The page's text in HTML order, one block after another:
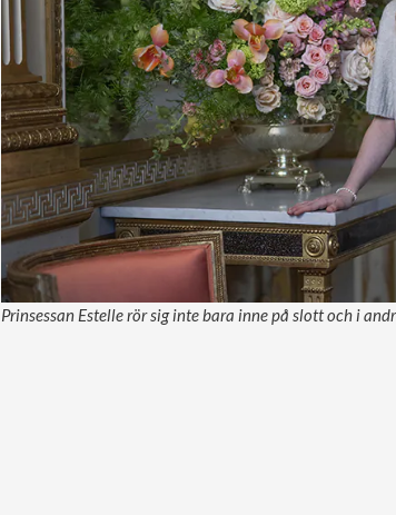
Prinsessan Estelle rör sig inte bara inne på slott och i